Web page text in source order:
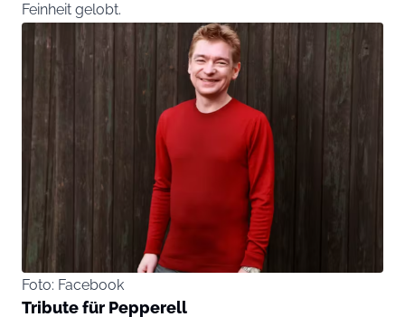
Feinheit gelobt.
Foto: Facebook
Tribute für Pepperell